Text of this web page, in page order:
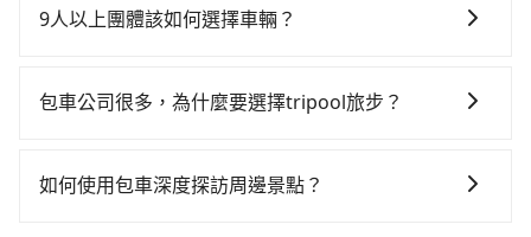
屏東縣少部分小黃司機不按表收費，看乘客是外地人便
長距離移動確實搭乘高鐵可以比坐車快，但卻要額外支
乘車，也可參考tripool的拼車共乘服務，最多可再節省
免當場被坑受騙。綜合以上，無論在價格或服務品質
包車：優點是搭乘舒適可以根據自己的需求安排時間和
車：優點是24小時隨叫隨到，價格按錶計費，但若遇交
性和服務質量無法保障，需要自行承擔風險，遇到狀況
9人以上團體該如何選擇車輛？
9人以上之廂型車，其實屬違法。在現行法律下，營業小
中型巴士或大型遊覽車。非法改裝的車輛，不僅與車輛
包車公司很多，為什麼要選擇tripool旅步？
以依照您行程人數的需求進行選擇。此外，為確保您的
如何使用包車深度探訪周邊景點？